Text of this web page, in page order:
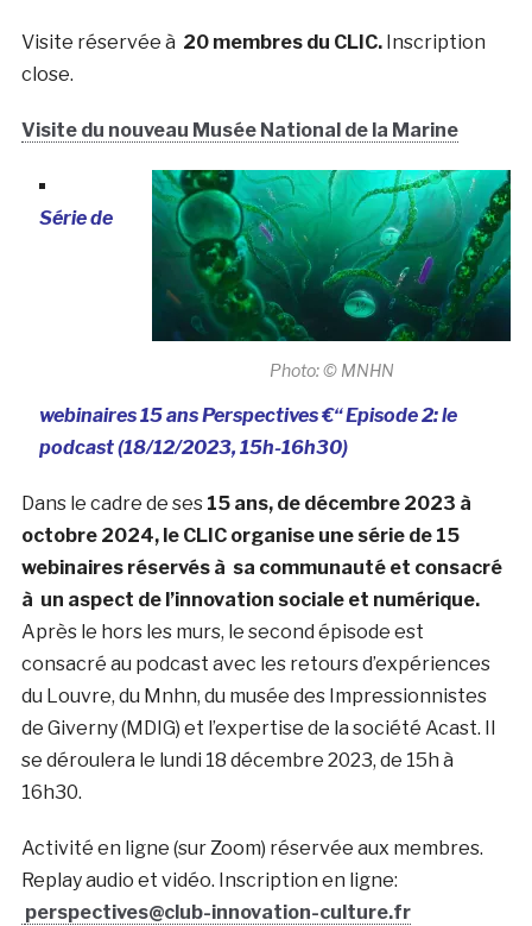
Visite réservée à 20 membres du CLIC.Inscription
close.
Visite du nouveau Musée National de la Marine
Photo: © MNHN
Série de
webinaires 15 ans Perspectives €“ Episode 2: le
podcast (18/12/2023, 15h-16h30)
Dans le cadre de ses 15 ans, de décembre 2023 à
octobre 2024, le CLIC organise une série de 15
webinaires réservés à sa communauté et consacré
à un aspect de l’innovation sociale et numérique.
Après le hors les murs, le second épisode est
consacré au podcast avec les retours d’expériences
du Louvre, du Mnhn, du musée des Impressionnistes
de Giverny (MDIG) et l’expertise de la société Acast. Il
se déroulera le lundi 18 décembre 2023, de 15h à
16h30.
Activité en ligne (sur Zoom) réservée aux membres.
Replay audio et vidéo. Inscription en ligne:
perspectives@club-innovation-culture.fr